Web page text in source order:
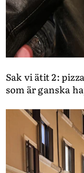
Sak vi ätit 2:
som är ganska